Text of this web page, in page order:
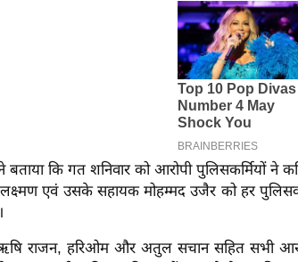
कि गत शनिवार को आरोपी पुलिसकर्मियों ने
एवं उसके सहायक मोहम्मद उजैर को हर
ऋषि राजन, हरिओम और अतुल सचान सहित सभी